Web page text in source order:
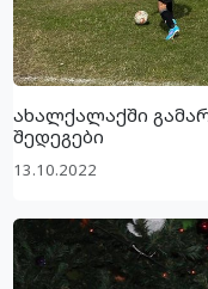
ახალქალაქში
შედეგები
13.10.2022